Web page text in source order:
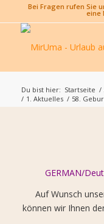
Bei Fragen rufen Sie
eine
Du bist hier: Startseite /
/ 1. Aktuelles / 58.
GERMAN/
Auf Wunsch
können wir Ihnen